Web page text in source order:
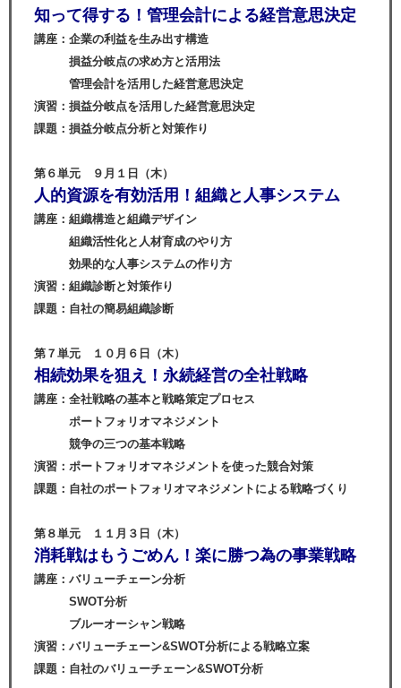
知って得する！管理会計による経営意思決定
講座：企業の利益を生み出す構造
損益分岐点の求め方と活用法
管理会計を活用した経営意思決定
演習：損益分岐点を活用した経営意思決定
課題：損益分岐点分析と対策作り
第６単元 ９月１日（木）
人的資源を有効活用！組織と人事システム
講座：組織構造と組織デザイン
組織活性化と人材育成のやり方
効果的な人事システムの作り方
演習：組織診断と対策作り
課題：自社の簡易組織診断
第７単元 １０月６日（木）
相続効果を狙え！永続経営の全社戦略
講座：全社戦略の基本と戦略策定プロセス
ポートフォリオマネジメント
競争の三つの基本戦略
演習：ポートフォリオマネジメントを使った競合対策
課題：自社のポートフォリオマネジメントによる戦略づくり
第８単元 １１月３日（木）
消耗戦はもうごめん！楽に勝つ為の事業戦略
講座：バリューチェーン分析
SWOT分析
ブルーオーシャン戦略
演習：バリューチェーン&SWOT分析による戦略立案
課題：自社のバリューチェーン&SWOT分析